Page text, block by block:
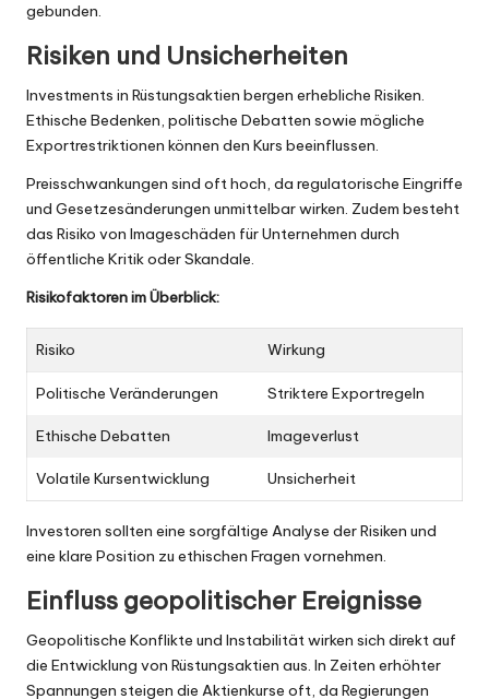
gebunden.
Risiken und Unsicherheiten
Investments in Rüstungsaktien bergen erhebliche Risiken.
Ethische Bedenken, politische Debatten sowie mögliche
Exportrestriktionen können den Kurs beeinflussen.
Preisschwankungen sind oft hoch, da regulatorische Eingriffe
und Gesetzesänderungen unmittelbar wirken. Zudem besteht
das Risiko von Imageschäden für Unternehmen durch
öffentliche Kritik oder Skandale.
Risikofaktoren im Überblick:
Risiko Wirkung
Politische Veränderungen Striktere Exportregeln
Ethische Debatten Imageverlust
Volatile Kursentwicklung Unsicherheit
Investoren sollten eine sorgfältige Analyse der Risiken und
eine klare Position zu ethischen Fragen vornehmen.
Einfluss geopolitischer Ereignisse
Geopolitische Konflikte und Instabilität wirken sich direkt auf
die Entwicklung von Rüstungsaktien aus. In Zeiten erhöhter
Spannungen steigen die Aktienkurse oft, da Regierungen